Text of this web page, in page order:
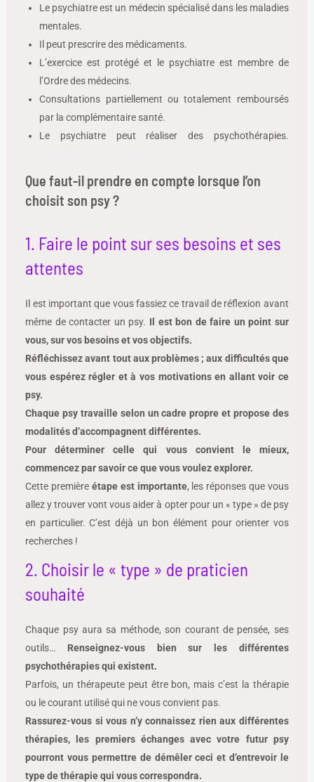
Le psychiatre est un médecin spécialisé dans les maladies
mentales.
Il peut prescrire des médicaments.
L’exercice est protégé et le psychiatre est membre de
l’Ordre des médecins.
Consultations partiellement ou totalement remboursés
par la complémentaire santé.
Le psychiatre peut réaliser des psychothérapies.
Que faut-il prendre en compte lorsque l’on
choisit son psy ?
1. Faire le point sur ses besoins et ses
attentes
Il est important que vous fassiez ce travail de réflexion avant
même de contacter un psy. Il est bon de faire un point sur
vous, sur vos besoins et vos objectifs.
Réfléchissez avant tout aux problèmes ; aux difficultés que
vous espérez régler et à vos motivations en allant voir ce
psy.
Chaque psy travaille selon un cadre propre et propose des
modalités d’accompagnent différentes.
Pour déterminer celle qui vous convient le mieux,
commencez par savoir ce que vous voulez explorer.
Cette première étape est importante, les réponses que vous
allez y trouver vont vous aider à opter pour un « type » de psy
en particulier. C’est déjà un bon élément pour orienter vos
recherches !
2. Choisir le « type » de praticien
souhaité
Chaque psy aura sa méthode, son courant de pensée, ses
outils… Renseignez-vous bien sur les différentes
psychothérapies qui existent.
Parfois, un thérapeute peut être bon, mais c’est la thérapie
ou le courant utilisé qui ne vous convient pas.
Rassurez-vous si vous n’y connaissez rien aux différentes
thérapies, les premiers échanges avec votre futur psy
pourront vous permettre de démêler ceci et d’entrevoir le
type de thérapie qui vous correspondra.